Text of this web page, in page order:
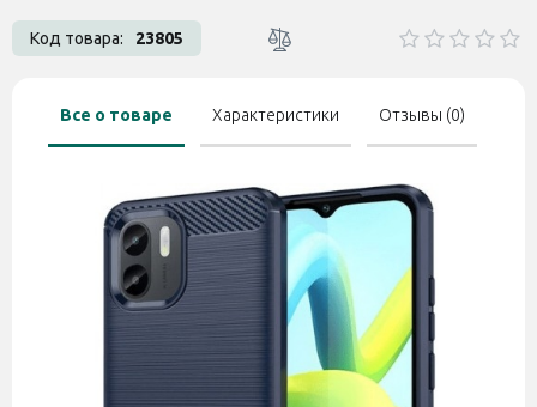
Код товара: 23805
Все о товаре Характеристики Отзывы (0)